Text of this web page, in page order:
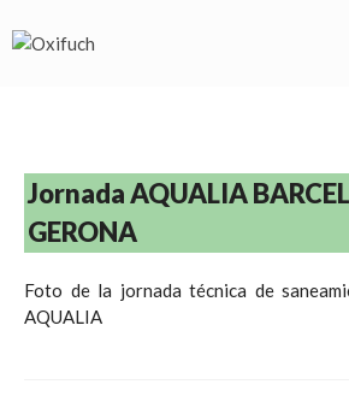
Jornada AQUALIA
GERONA
Foto de la jornada técnica de
AQUALIA